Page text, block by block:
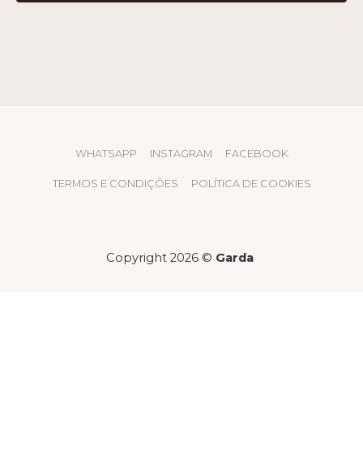
WHATSAPP INSTAGRAM FACEBOOK
TERMOS E CONDIÇÕES POLÍTICA DE COOKIES
Copyright 2026 © Garda